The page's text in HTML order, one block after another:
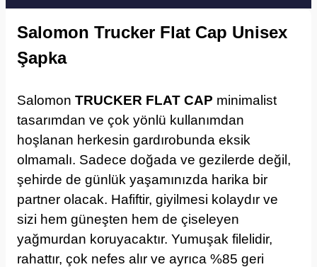
Salomon Trucker Flat Cap Unisex
Şapka
Salomon TRUCKER FLAT CAP minimalist
tasarımdan ve çok yönlü kullanımdan
hoşlanan herkesin gardırobunda eksik
olmamalı. Sadece doğada ve gezilerde değil,
şehirde de günlük yaşamınızda harika bir
partner olacak. Hafiftir, giyilmesi kolaydır ve
sizi hem güneşten hem de çiseleyen
yağmurdan koruyacaktır. Yumuşak filelidir,
rahattır, çok nefes alır ve ayrıca %85 geri